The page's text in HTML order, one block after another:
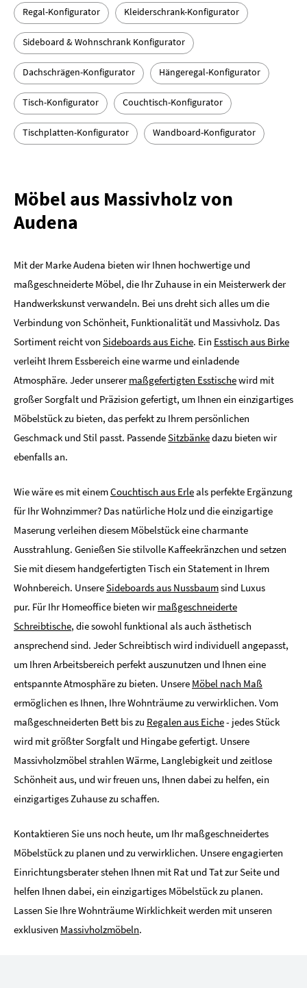
Regal-Konfigurator Kleiderschrank-Konfigurator
Sideboard & Wohnschrank Konfigurator
Dachschrägen-Konfigurator Hängeregal-Konfigurator
Tisch-Konfigurator Couchtisch-Konfigurator
Tischplatten-Konfigurator Wandboard-Konfigurator
Möbel aus Massivholz von
Audena
Mit der Marke Audena bieten wir Ihnen hochwertige und
maßgeschneiderte Möbel, die Ihr Zuhause in ein Meisterwerk der
Handwerkskunst verwandeln. Bei uns dreht sich alles um die
Verbindung von Schönheit, Funktionalität und Massivholz. Das
Sortiment reicht von Sideboards aus Eiche. Ein Esstisch aus Birke
verleiht Ihrem Essbereich eine warme und einladende
Atmosphäre. Jeder unserermaßgefertigten Esstischewird mit
großer Sorgfalt und Präzision gefertigt, um Ihnen ein einzigartiges
Möbelstück zu bieten, das perfekt zu Ihrem persönlichen
Geschmack und Stil passt. PassendeSitzbänkedazu bieten wir
ebenfalls an.
Wie wäre es mit einemCouchtisch aus Erleals perfekte Ergänzung
für Ihr Wohnzimmer? Das natürliche Holz und die einzigartige
Maserung verleihen diesem Möbelstück eine charmante
Ausstrahlung. Genießen Sie stilvolle Kaffeekränzchen und setzen
Sie mit diesem handgefertigten Tisch ein Statement in Ihrem
Wohnbereich. UnsereSideboards aus Nussbaumsind Luxus
pur. Für Ihr Homeoffice bieten wirmaßgeschneiderte
Schreibtische, die sowohl funktional als auch ästhetisch
ansprechend sind. Jeder Schreibtisch wird individuell angepasst,
um Ihren Arbeitsbereich perfekt auszunutzen und Ihnen eine
entspannte Atmosphäre zu bieten. Unsere Möbel nach Maß
ermöglichen es Ihnen, Ihre Wohnträume zu verwirklichen. Vom
maßgeschneiderten Bett bis zu Regalen aus Eiche- jedes Stück
wird mit größter Sorgfalt und Hingabe gefertigt. Unsere
Massivholzmöbel strahlen Wärme, Langlebigkeit und zeitlose
Schönheit aus, und wir freuen uns, Ihnen dabei zu helfen, ein
einzigartiges Zuhause zu schaffen.
Kontaktieren Sie uns noch heute, um Ihr maßgeschneidertes
Möbelstück zu planen und zu verwirklichen. Unsere engagierten
Einrichtungsberater stehen Ihnen mit Rat und Tat zur Seite und
helfen Ihnen dabei, ein einzigartiges Möbelstück zu planen.
Lassen Sie Ihre Wohnträume Wirklichkeit werden mit unseren
exklusiven Massivholzmöbeln.